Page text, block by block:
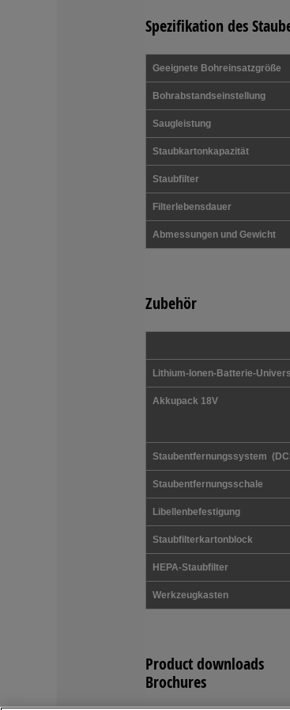
Spezifikation des
Geeignete Bohreinsatzgröße
Bohrabstandseinstellung
Saugleistung
Staubkartonkapazität
Staubfilter
Filterlebensdauer
Abmessungen und Gewicht
Zubehör
Lithium-Ionen-Batterie-
Akkupack 18V
Staubentfernungssystem
Staubentfernungsschale
Libellenbefestigung
Staubfilterkartonblock
HEPA-Staubfilter
Werkzeugkasten
Product downloads
Brochures